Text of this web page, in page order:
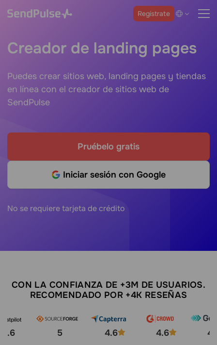
Regístrate
Creador de landing pages
Puedes crear sitios web, landing pages y tiendas
en línea con el creador de sitios web de
SendPulse
Pruébelo gratis
Iniciar sesión con Google
No se requiere tarjeta de crédito
CON LA CONFIANZA DE +3M DE USUARIOS.
RECOMENDADO POR +4K RESEÑAS
4.6 5 4.6 4.6